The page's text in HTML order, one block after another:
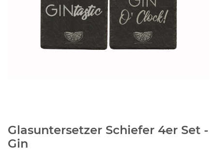
Glasuntersetzer Schiefer 4er Set -
Gin